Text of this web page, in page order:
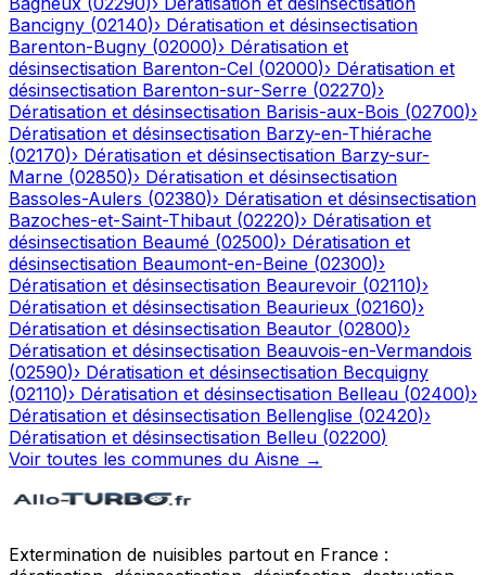
Bancigny (02140)› Dératisation et désinsectisation
Barenton-Bugny (02000)› Dératisation et
désinsectisation Barenton-Cel (02000)› Dératisation et
désinsectisation Barenton-sur-Serre (02270)›
Dératisation et désinsectisation Barisis-aux-Bois (02700)›
Dératisation et désinsectisation Barzy-en-Thiérache
(02170)› Dératisation et désinsectisation Barzy-sur-
Marne (02850)› Dératisation et désinsectisation
Bassoles-Aulers (02380)› Dératisation et désinsectisation
Bazoches-et-Saint-Thibaut (02220)› Dératisation et
désinsectisation Beaumé (02500)› Dératisation et
désinsectisation Beaumont-en-Beine (02300)›
Dératisation et désinsectisation Beaurevoir (02110)›
Dératisation et désinsectisation Beaurieux (02160)›
Dératisation et désinsectisation Beautor (02800)›
Dératisation et désinsectisation Beauvois-en-Vermandois
(02590)› Dératisation et désinsectisation Becquigny
(02110)› Dératisation et désinsectisation Belleau (02400)›
Dératisation et désinsectisation Bellenglise (02420)›
Dératisation et désinsectisation Belleu (02200)
Voir toutes les communes du Aisne →
Extermination de nuisibles partout en France :